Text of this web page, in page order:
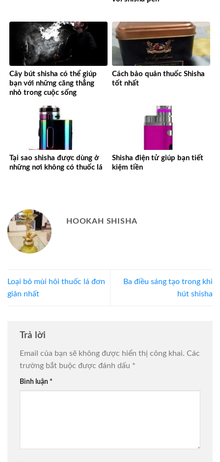
Cây bút shisha có thể giúp
bạn với những căng thẳng
nhỏ trong cuộc sống
Cách bảo quản thuốc Shisha
tốt nhất
Tại sao shisha được dùng ở
những nơi không có thuốc lá
Shisha điện tử giúp bạn tiết
kiệm tiền
HOOKAH SHISHA
Loại bỏ mùi hôi thuốc lá đơn
giản nhất
Ba điều sáng tạo trong khi
hút shisha
Trả lời
Email của bạn sẽ không được hiển thị công khai. Các
trường bắt buộc được đánh dấu *
Bình luận *